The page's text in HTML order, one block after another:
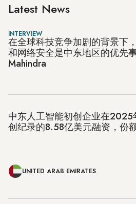
Latest News
INTERVIEW
在全球科技竞争加剧的背景下
和网络安全是中东地区的优先
Mahindra
中东人工智能初创企业在2025
创纪录的8.58亿美元融资，份额
UNITED ARAB EMIRATES